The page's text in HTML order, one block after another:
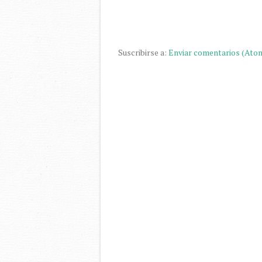
Suscribirse a: Enviar comentarios